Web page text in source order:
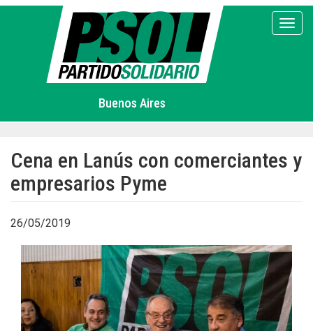
Pasar
Buenos Aires
Cena en Lanús con comerciantes y
empresarios Pyme
26/05/2019